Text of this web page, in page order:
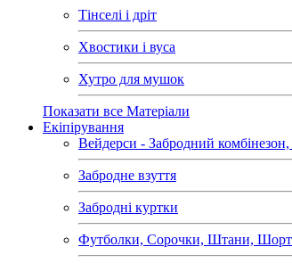
Тінселі і дріт
Хвостики і вуса
Хутро для мушок
Показати все Матеріали
Екіпірування
Вейдерси - Забродний
Забродне взуття
Забродні куртки
Футболки, Сорочки, Штани,